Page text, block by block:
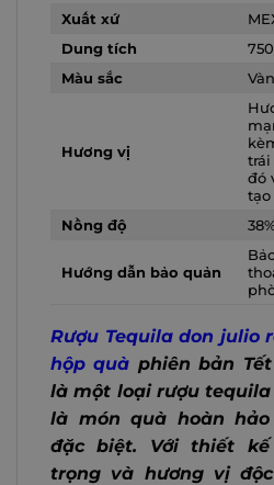
Xuất xứ
Dung tích
Màu sắc
Hương vị
trái
đó
tạo
Nồng độ
Hướng dẫn bảo quản
Rượu Tequila don julio
hộp quà phiên bản
là một loại rượu tequila
là món quà hoàn
đặc biệt. Với thiết
trọng và hương vị